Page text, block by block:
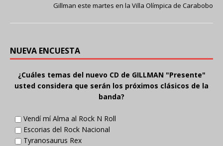
Gillman este martes en la Villa Olímpica de Carabobo
NUEVA ENCUESTA
¿Cuáles temas del nuevo CD de GILLMAN "Presente"
usted considera que serán los próximos clásicos de la
banda?
Vendí mí Alma al Rock N Roll
Escorias del Rock Nacional
Tyranosaurus Rex